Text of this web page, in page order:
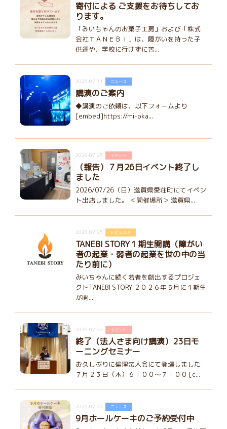
寄付による ご支援をお待ちしてお
ります。
「みいちゃんのお菓子工房」および「株式
会社ＴＡＮＥＢＩ」は、障がいを持った子
供達や、学校に行けずに苦...
2026.07.31 ニュース
講演のご案内
◆講演のご依頼は、以下フォームより
[embed]https://mi-oka...
2026.07.25 イベント
（報告）７月26日イベント終了し
ました
2026/07/26（日）滋賀県愛荘町にてイベン
ト出店しました。 ＜開催場所＞ 滋賀県...
2026.07.25 トピックス
TANEBI STORY１期生開講（障がい
者の起業・弱者の起業を世の中の当
たり前に）
みいちゃんに続く若者を創出するプロジェ
クトTANEBI STORY ２０２６年５月に１期生
が開...
2026.07.22 イベント
終了（法人さま向け講演）23日モ
ーニングセミナー
お久しぶりに倫理法人会にて登壇しました
７月２３日（木）６：００～７：００ [c...
2026.07.20 ニュース
9月ホールケーキのご予約受付中